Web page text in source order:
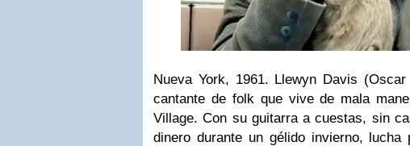
Nueva York, 1961. Llewyn Davis
cantante de folk que vive de mala
Village. Con su guitarra a cuestas, sin
dinero durante un gélido invierno, lucha